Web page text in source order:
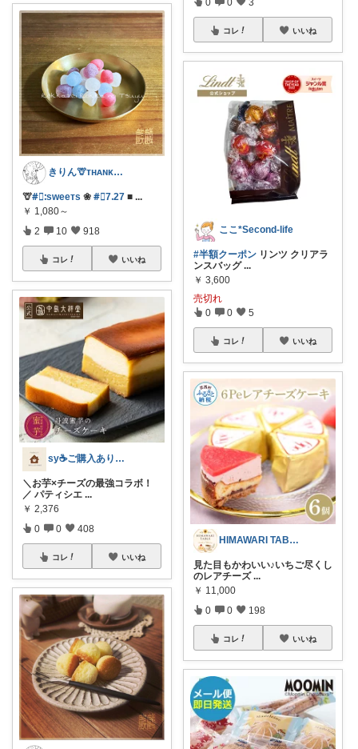
きりん🦒ᴛʜᴀɴᴋs ᴀʟᴡᴀʏs.
🦒#⃞ᱺsᴡeeᴛs ❀ #⃞7ᱹ27 ■ ...
￥ 1,080～
2 10 918
コレ いいね
sy☕️ご購入ありがとうございます😌
＼お芋×チーズの最強コラボ！
／ パティシエ ...
￥ 2,376
0 0 408
コレ いいね
コレ いいね
ここ*Second-life
#半額クーポン リンツ クリアラ
ンスバッグ ...
￥ 3,600
売切れ
0 0 5
コレ いいね
HIMAWARI TABLE🌼
見た目もかわいい♪いちご尽くし
のレアチーズ ...
￥ 11,000
0 0 198
コレ いいね